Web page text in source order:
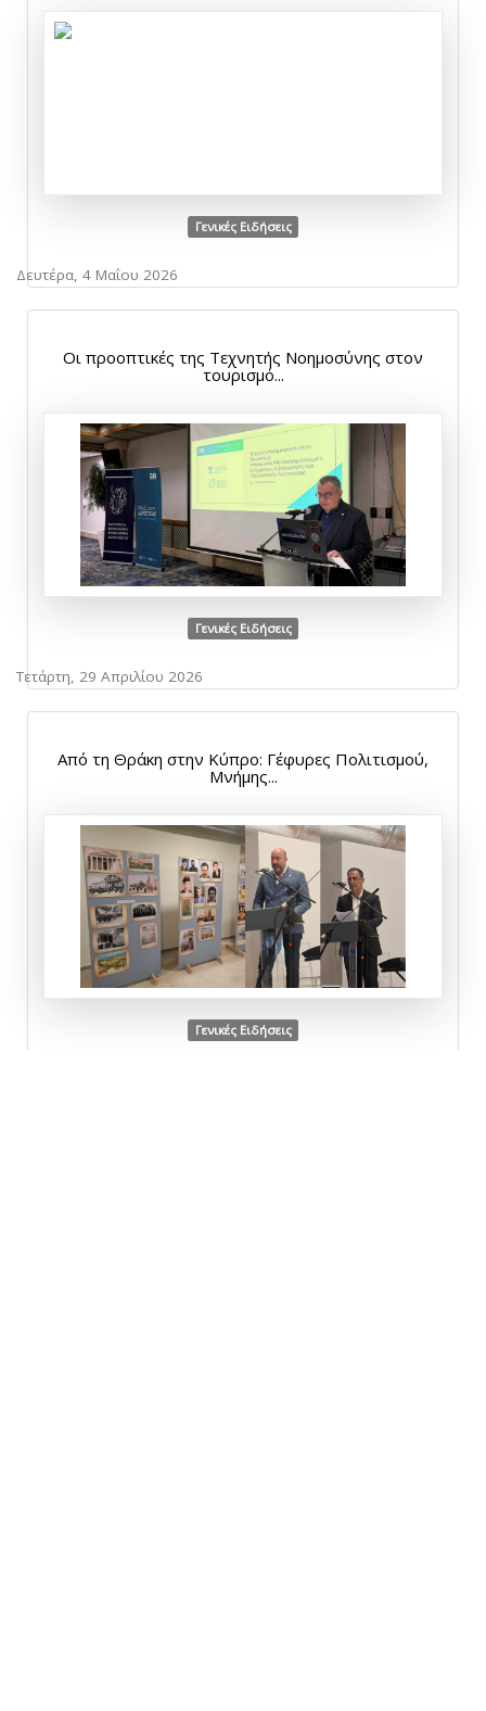
Γενικές Ειδήσεις
Δευτέρα, 4 Μαΐου 2026
Οι προοπτικές της Τεχνητής Νοημοσύνης στον
τουρισμό...
Γενικές Ειδήσεις
Τετάρτη, 29 Απριλίου 2026
Από τη Θράκη στην Κύπρο: Γέφυρες Πολιτισμού,
Μνήμης...
Γενικές Ειδήσεις